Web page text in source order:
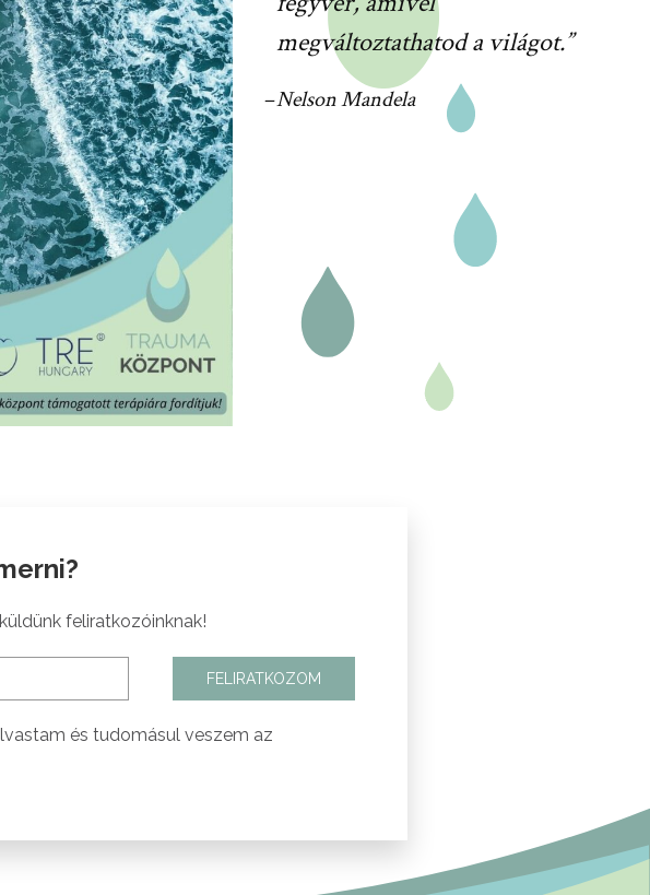
megváltoztathatod a világot.
Nelson Mandela
feliratkozóinknak!
FELIRATKOZOM
és tudomásul veszem az